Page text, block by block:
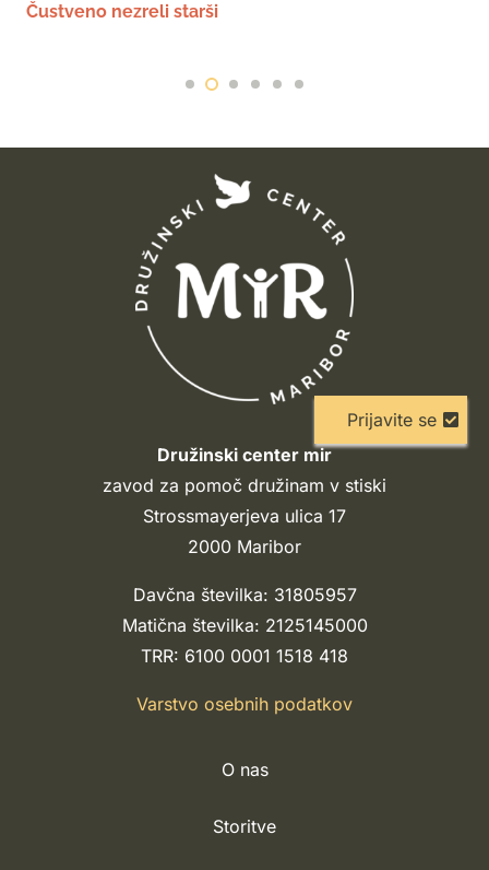
Čustveno nezreli starši
Družinski center mir
zavod za pomoč družinam v stiski
Strossmayerjeva ulica 17
2000 Maribor
Davčna številka: 31805957
Matična številka: 2125145000
TRR: 6100 0001 1518 418
Varstvo osebnih podatkov
O nas
Storitve
Prijavite se